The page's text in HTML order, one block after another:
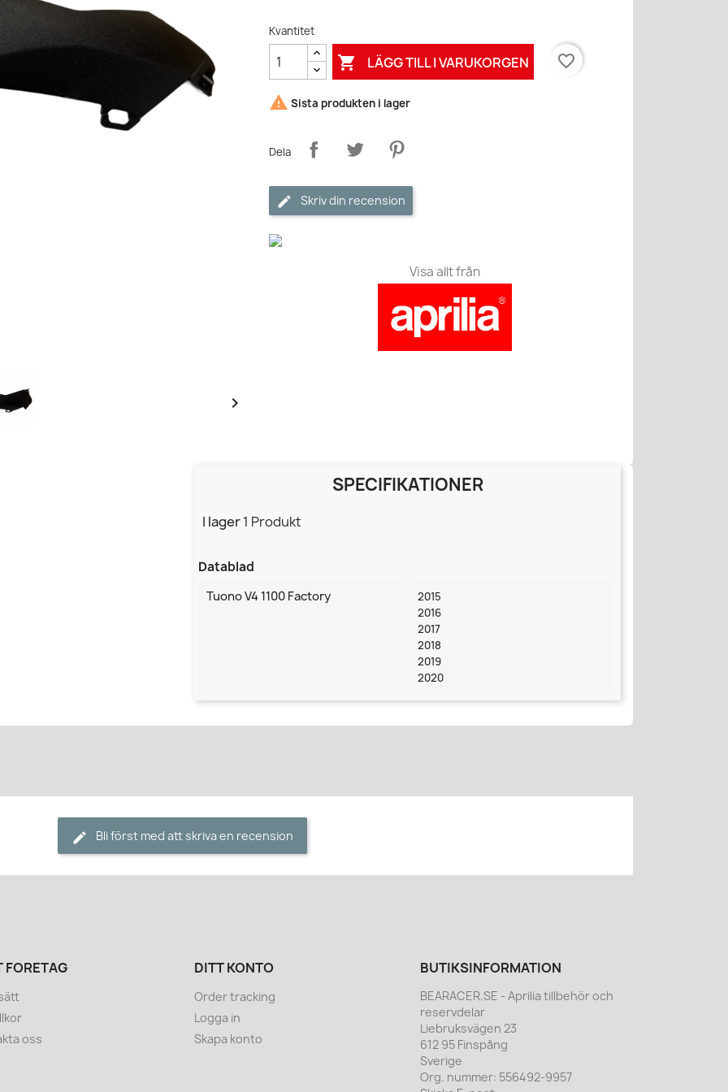

Kvantitet
 LÄGG TILL I VARUKORGEN favorite_border
 Sista produkten i lager
Dela
Skriv din recension
Visa allt från
SPECIFIKATIONER
I lager1 Produkt
Datablad
Tuono V4 1100 Factory
2015
2016
2017
2018
2019
2020
Bli först med att skriva en recension
FÖRETAG
oss
DITT KONTO
Order tracking
Logga in
Skapa konto
BUTIKSINFORMATION
BEARACER.SE - Aprilia tillbehör och
reservdelar
Liebruksvägen 23
612 95 Finspång
Sverige
Org. nummer: 556492-9957